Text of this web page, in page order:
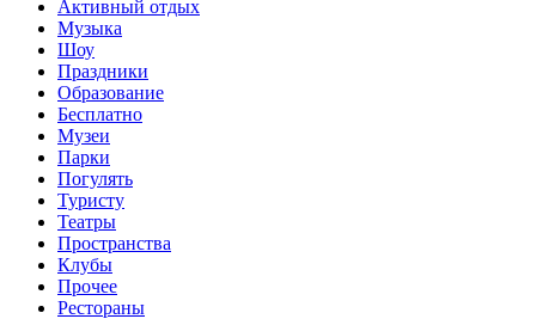
Активный отдых
Музыка
Шоу
Праздники
Образование
Бесплатно
Музеи
Парки
Погулять
Туристу
Театры
Пространства
Клубы
Прочее
Рестораны